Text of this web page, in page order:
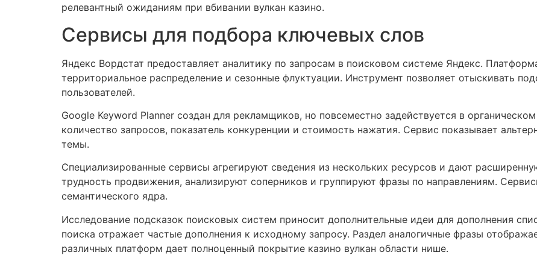
релевантный ожиданиям при вбивании вулкан казино.
Сервисы для подбора ключевых слов
Яндекс Вордстат предоставляет аналитику по запросам в поисковом системе Яндекс.
территориальное распределение и сезонные флуктуации. Инструмент позволяет отыскивать
пользователей.
Google Keyword Planner создан для рекламщиков, но повсеместно задействуется в
количество запросов, показатель конкуренции и стоимость нажатия. Сервис показывает
темы.
Специализированные сервисы агрегируют сведения из нескольких ресурсов и дают
трудность продвижения, анализируют соперников и группируют фразы по направлениям.
семантического ядра.
Исследование подсказок поисковых систем приносит дополнительные идеи для дополнения
поиска отражает частые дополнения к исходному запросу. Раздел аналогичные фразы
различных платформ дает полноценный покрытие казино вулкан области нише.